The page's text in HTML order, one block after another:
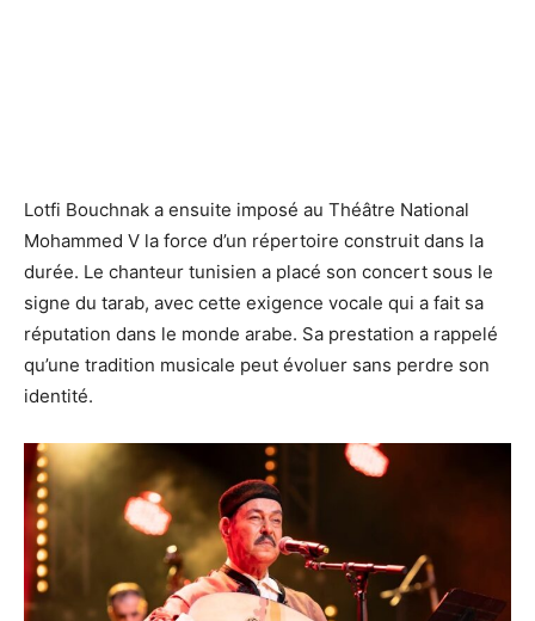
Lotfi Bouchnak a ensuite imposé au Théâtre National
Mohammed V la force d’un répertoire construit dans la
durée. Le chanteur tunisien a placé son concert sous le
signe du tarab, avec cette exigence vocale qui a fait sa
réputation dans le monde arabe. Sa prestation a rappelé
qu’une tradition musicale peut évoluer sans perdre son
identité.